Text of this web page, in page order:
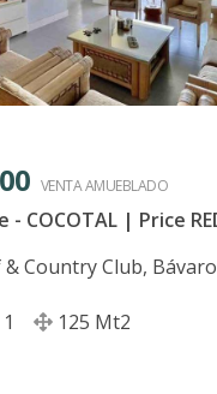
VENTA AMUEBLADO
Country Club, Bávaro
1 125 Mt2